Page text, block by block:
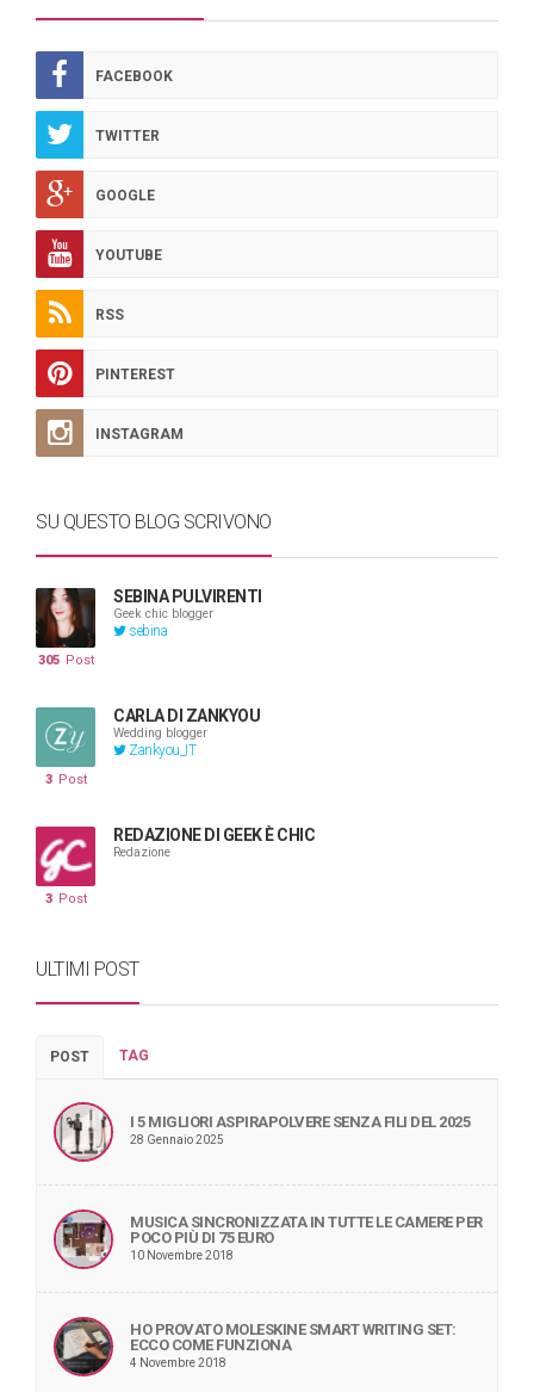
FACEBOOK
TWITTER
GOOGLE
YOUTUBE
RSS
PINTEREST
INSTAGRAM
SU QUESTO BLOG SCRIVONO
SEBINA PULVIRENTI
Geek chic blogger
sebina
305 Post
CARLA DI ZANKYOU
Wedding blogger
Zankyou_IT
3 Post
REDAZIONE DI GEEK È CHIC
Redazione
3 Post
ULTIMI POST
POST TAG
I 5 MIGLIORI ASPIRAPOLVERE SENZA FILI DEL 2025
28 Gennaio 2025
MUSICA SINCRONIZZATA IN TUTTE LE CAMERE PER
POCO PIÙ DI 75 EURO
10 Novembre 2018
HO PROVATO MOLESKINE SMART WRITING SET:
ECCO COME FUNZIONA
4 Novembre 2018